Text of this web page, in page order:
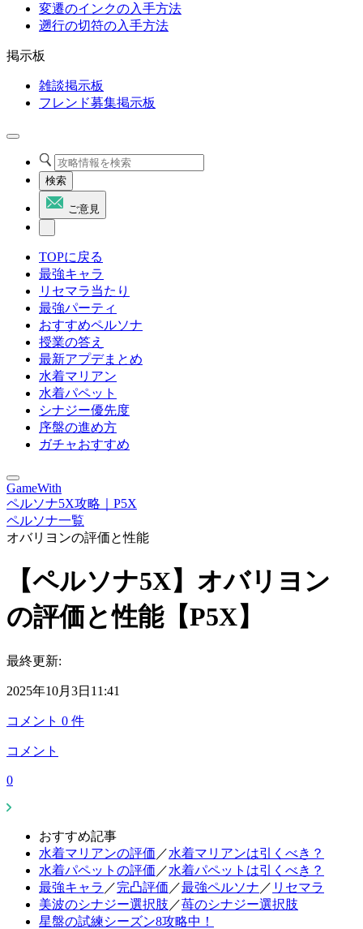
変遷のインクの入手方法
遡行の切符の入手方法
掲示板
雑談掲示板
フレンド募集掲示板
検索
ご意見
TOPに戻る
最強キャラ
リセマラ当たり
最強パーティ
おすすめペルソナ
授業の答え
最新アプデまとめ
水着マリアン
水着パペット
シナジー優先度
序盤の進め方
ガチャおすすめ
GameWith
ペルソナ5X攻略｜P5X
ペルソナ一覧
オバリヨンの評価と性能
【ペルソナ5X】オバリヨン
の評価と性能【P5X】
最終更新:
2025年10月3日11:41
コメント 0 件
コメント
0
おすすめ記事
水着マリアンの評価 ／水着マリアンは引くべき？
水着パペットの評価 ／水着パペットは引くべき？
最強キャラ ／完凸評価 ／最強ペルソナ ／ リセマラ
美波のシナジー選択肢 ／苺のシナジー選択肢
星盤の試練シーズン8攻略中！